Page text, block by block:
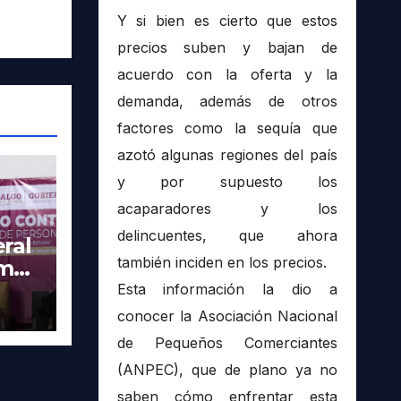
Y si bien es cierto que estos
precios suben y bajan de
acuerdo con la oferta y la
demanda, además de otros
factores como la sequía que
azotó algunas regiones del país
y por supuesto los
acaparadores y los
delincuentes, que ahora
también inciden en los precios.
Esta información la dio a
conocer la Asociación Nacional
de Pequeños Comerciantes
(ANPEC), que de plano ya no
saben cómo enfrentar esta